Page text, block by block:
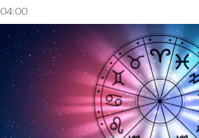
04:00